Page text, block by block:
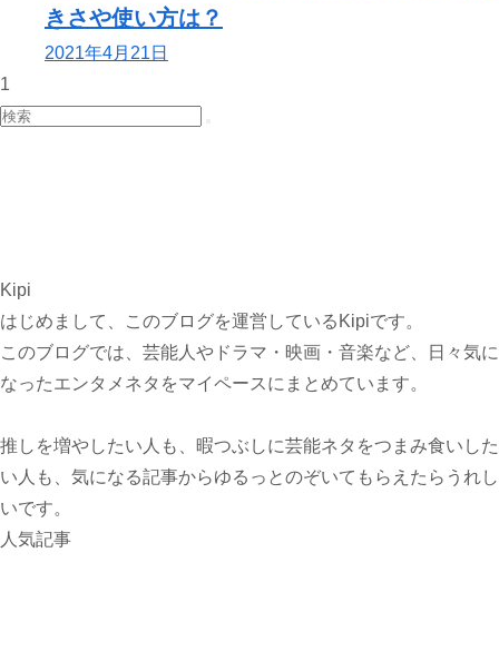
きさや使い方は？
2021年4月21日
1
Kipi
はじめまして、このブログを運営しているKipiです。
このブログでは、芸能人やドラマ・映画・音楽など、日々気に
なったエンタメネタをマイペースにまとめています。
推しを増やしたい人も、暇つぶしに芸能ネタをつまみ食いした
い人も、気になる記事からゆるっとのぞいてもらえたらうれし
いです。
人気記事